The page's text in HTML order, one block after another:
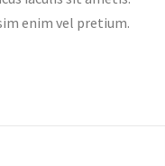
enim vel pretium.